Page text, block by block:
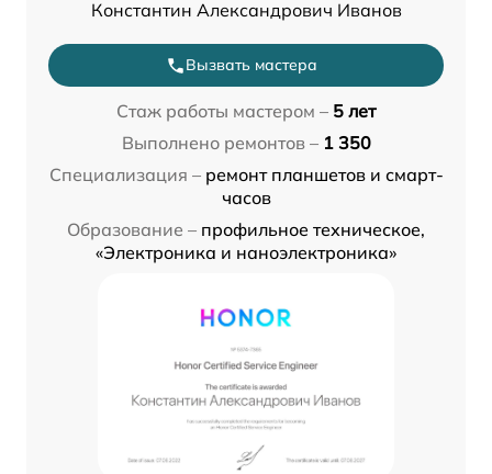
Константин Александрович Иванов
Вызвать мастера
Стаж работы мастером – 5 лет
Выполнено ремонтов – 1 350
Специализация – ремонт планшетов и смарт-
часов
Образование – профильное техническое,
«Электроника и наноэлектроника»